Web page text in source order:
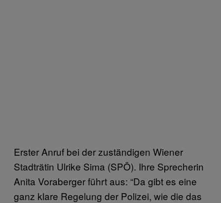
Erster Anruf bei der zuständigen Wiener
Stadträtin Ulrike Sima (SPÖ). Ihre Sprecherin
Anita Voraberger führt aus: “Da gibt es eine
ganz klare Regelung der Polizei, wie die das